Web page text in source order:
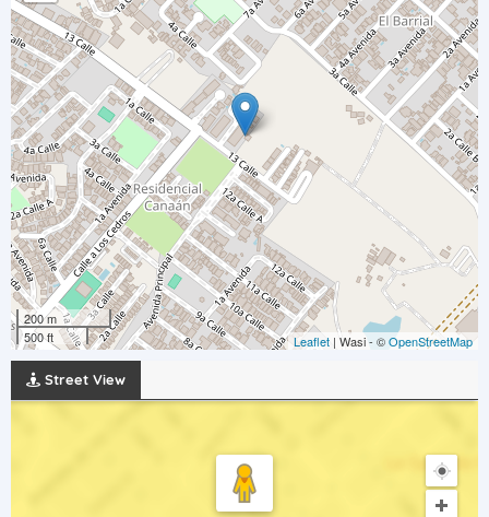
200 m
500 ft
Leaflet | Wasi - ©OpenStreetMap
Street View